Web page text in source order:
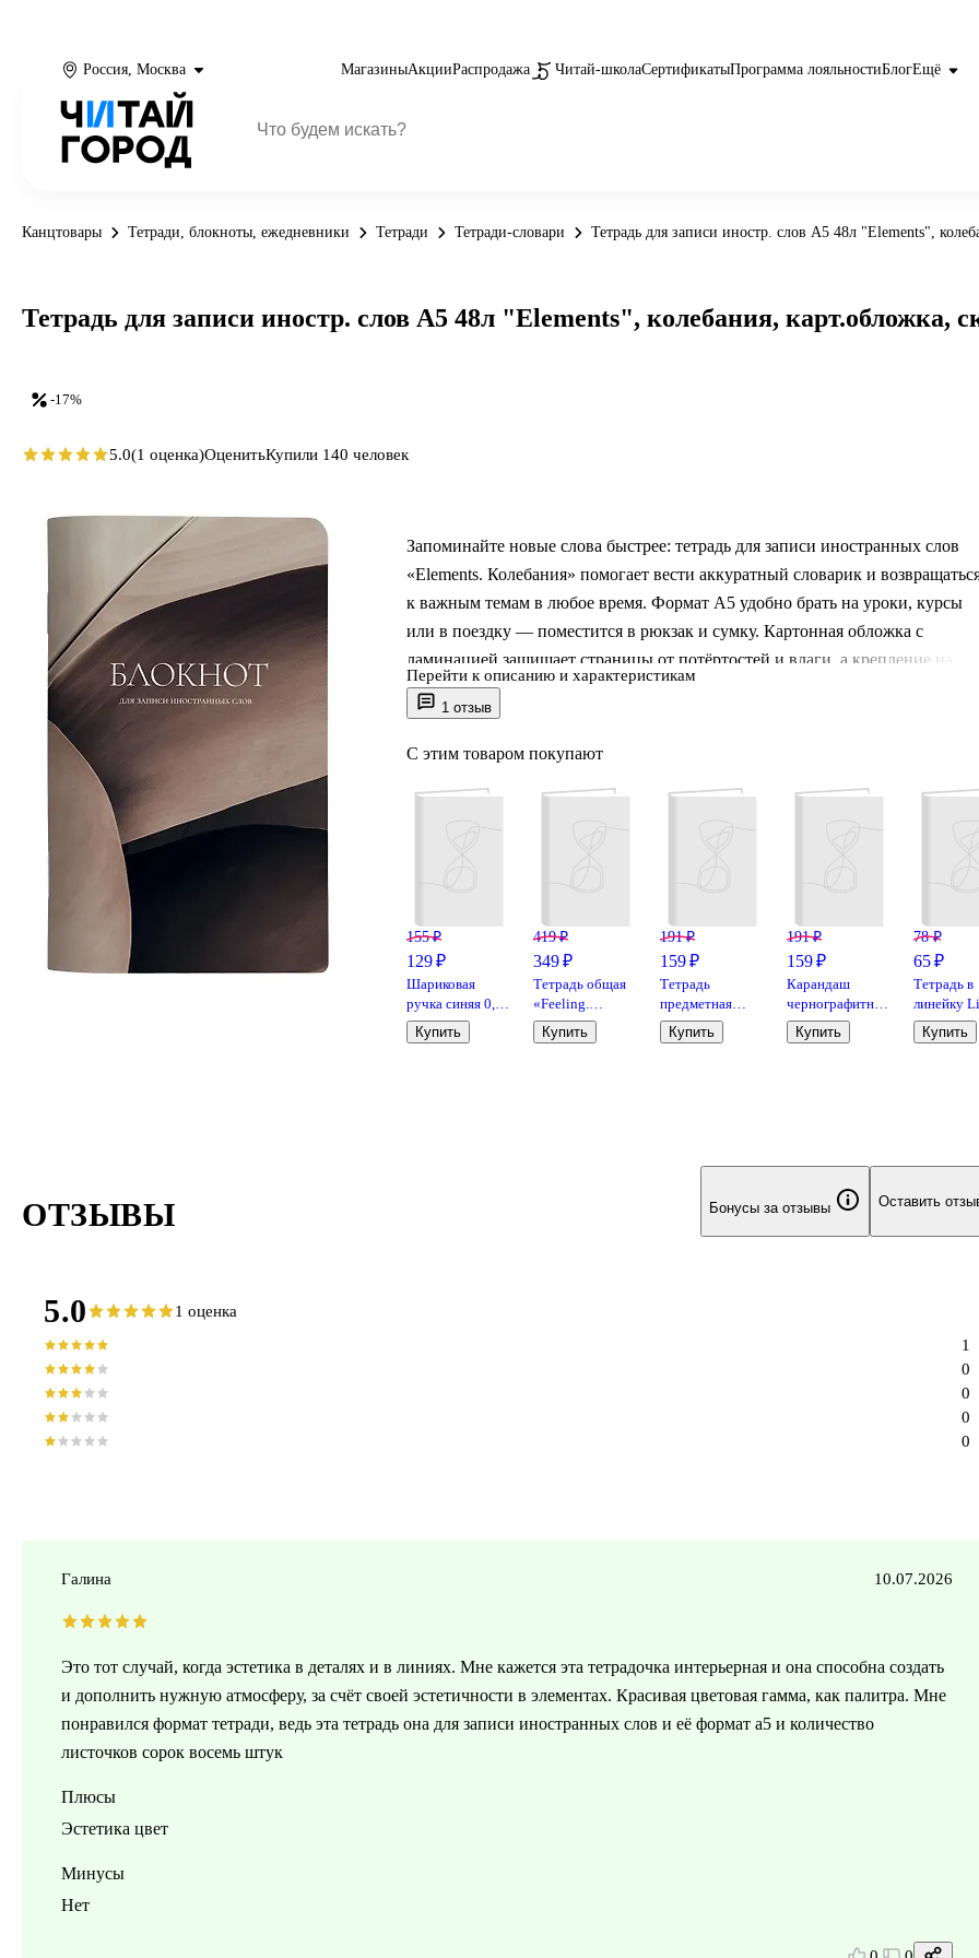
Россия, Москва МагазиныАкцииРаспродажа Читай-школаСертификатыПрограмма лояльностиБлогЕщё
Канцтовары Тетради, блокноты, ежедневники Тетради Тетради-словари Тетрадь для записи иностр. слов А5 48л "Elements",
1 отзыв
Запоминайте новые слова быстрее: тетрадь для записи иностранных слов
«Elements. Колебания» помогает вести аккуратный словарик и
к важным темам в любое время. Формат А5 удобно брать на уроки, курсы
или в поездку — поместится в рюкзак и сумку. Картонная обложка с
ламинацией защищает страницы от потёртостей и влаги, а крепление на
скрепку позволяет легко перелистывать и раскрывать тетрадь. Лаконичный
дизайн Be Smart из коллекции Elements подойдёт и школьнику, и взрослому.
Перейти к описанию и характеристикам
С этим товаром покупают
155 ₽
129 ₽
Шариковая
ручка синяя 0,5
мм, MC Gold,
MunHwa
Купить
419 ₽
349 ₽
Тетрадь общая
«Feeling.
Сосны», 80
листов в клетку,
Купить
191 ₽
159 ₽
Тетрадь
предметная
"Русский язык"
48 листов, в
Купить
191 ₽
159 ₽
Карандаш
чернографитный
профессиональный,
НВ, Koh-I-Noor
Купить
78 ₽
65 ₽
Тетрадь в
линейку
серия» в
Купить
-17%
Тетрадь для записи иностр. слов А5 48л "Elements", колебания, карт.обложка,
5.0(1 оценка)ОценитьКупили 140 человек
ОТЗЫВЫ Бонусы за отзывы Оставить
5.0 1 оценка
0
0
0
0
1
Галина 10.07.2026
Это тот случай, когда эстетика в деталях и в линиях. Мне кажется эта тетрадочка интерьерная и она способна создать
и дополнить нужную атмосферу, за счёт своей эстетичности в элементах. Красивая цветовая гамма, как палитра. Мне
понравился формат тетради, ведь эта тетрадь она для записи иностранных слов и её формат а5 и количество
листочков сорок восемь штук
Плюсы
Эстетика цвет
Минусы
Нет